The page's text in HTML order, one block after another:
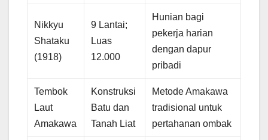
Nikkyu
Shataku
(1918)
9 Lantai;
Luas
12.000
Hunian bagi
pekerja harian
dengan dapur
pribadi
Tembok
Laut
Amakawa
Konstruksi
Batu dan
Tanah Liat
Metode Amakawa
tradisional untuk
pertahanan ombak